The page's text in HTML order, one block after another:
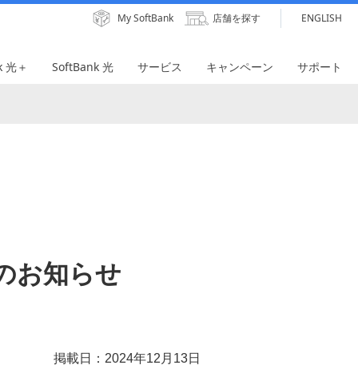
My SoftBank 店舗を探す ENGLISH
光＋ SoftBank 光 サービス キャンペーン サポート
お知らせ
掲載日：2024年12月13日